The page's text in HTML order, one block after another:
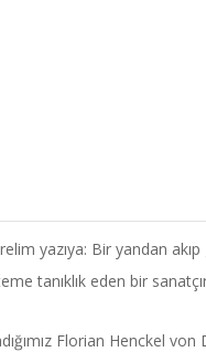
yazıya: Bir yandan
tanıklık eden bir
Florian Henckel